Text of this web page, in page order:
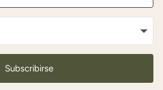
Subscribirse